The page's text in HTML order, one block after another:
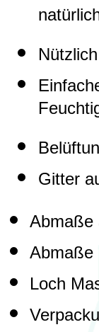
Gitter
Abmaße
Abmaße
Loch